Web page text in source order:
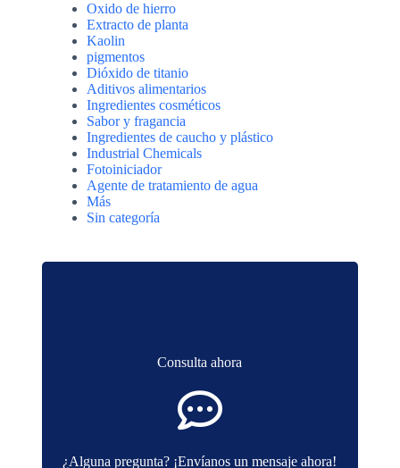
Oxido de hierro
Extracto de planta
Kaolin
pigmentos
Dióxido de titanio
Aditivos alimentarios
Ingredientes cosméticos
Sabor y fragancia
Ingredientes de caucho y plástico
Industrial Chemicals
Fotoiniciador
Agente de tratamiento de agua
Más
Sin categoría
Consulta ahora
¿Alguna pregunta? ¡Envíanos un mensaje ahora!